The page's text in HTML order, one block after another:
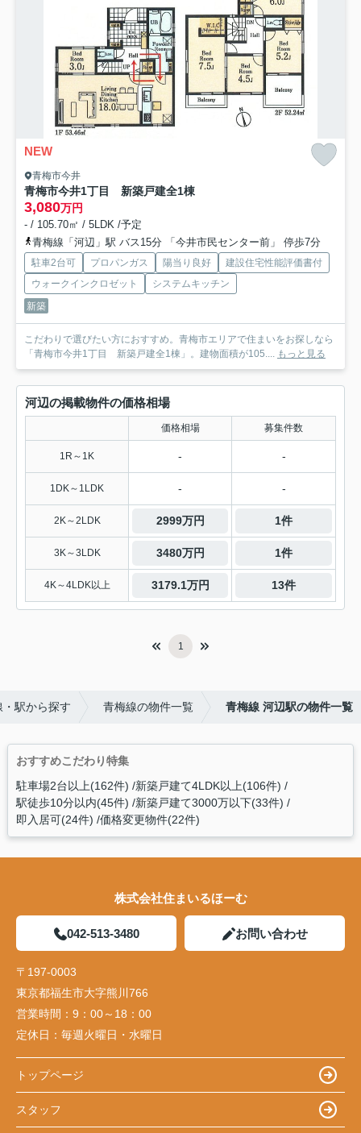
NEW
青梅市今井
青梅市今井1丁目 新築戸建全1棟
3,080万円
- / 105.70㎡ / 5LDK /予定
青梅線「河辺」駅 バス15分 「今井市民センター前」 停歩7分
駐車2台可 プロパンガス 陽当り良好
建設住宅性能評価書付
ウォークインクロゼット
システムキッチン
新築
こだわりで選びたい方におすすめ。青梅市エリアで住まいをお探しなら
「青梅市今井1丁目 新築戸建全1棟」。建物面積が105.... もっと見る
河辺の掲載物件の価格相場
価格相場 募集件数
1R～1K - -
1DK～1LDK - -
2K～2LDK 2999万円 1件
3K～3LDK 3480万円 1件
4K～4LDK以上 3179.1万円 13件
1
・駅から探す 青梅線の物件一覧 青梅線 河辺駅の物件一覧
おすすめこだわり特集
駐車場2台以上(162件) 新築戸建て4LDK以上(106件)
駅徒歩10分以内(45件) 新築戸建て3000万以下(33件)
即入居可(24件) 価格変更物件(22件)
株式会社住まいるほーむ
042-513-3480 お問い合わせ
〒197-0003
東京都福生市大字熊川766
営業時間： 9：00～18：00
定休日： 毎週火曜日・水曜日
トップページ
スタッフ